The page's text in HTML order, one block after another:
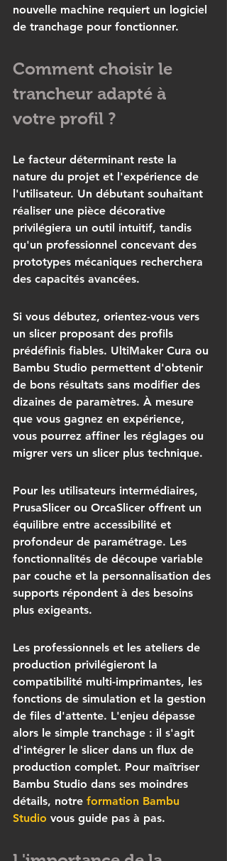
nouvelle machine requiert un logiciel
de tranchage pour fonctionner.
Comment choisir le
trancheur adapté à
votre profil ?
Le facteur déterminant reste la
nature du projet et l'expérience de
l'utilisateur. Un débutant souhaitant
réaliser une pièce décorative
privilégiera un outil intuitif, tandis
qu'un professionnel concevant des
prototypes mécaniques recherchera
des capacités avancées.
Si vous débutez, orientez-vous vers
un slicer proposant des profils
prédéfinis fiables. UltiMaker Cura ou
Bambu Studio permettent d'obtenir
de bons résultats sans modifier des
dizaines de paramètres. À mesure
que vous gagnez en expérience,
vous pourrez affiner les réglages ou
migrer vers un slicer plus technique.
Pour les utilisateurs intermédiaires,
PrusaSlicer ou OrcaSlicer offrent un
équilibre entre accessibilité et
profondeur de paramétrage. Les
fonctionnalités de découpe variable
par couche et la personnalisation des
supports répondent à des besoins
plus exigeants.
Les professionnels et les ateliers de
production privilégieront la
compatibilité multi-imprimantes, les
fonctions de simulation et la gestion
de files d'attente. L'enjeu dépasse
alors le simple tranchage : il s'agit
d'intégrer le slicer dans un flux de
production complet. Pour maîtriser
Bambu Studio dans ses moindres
détails, notre formation Bambu
Studio vous guide pas à pas.